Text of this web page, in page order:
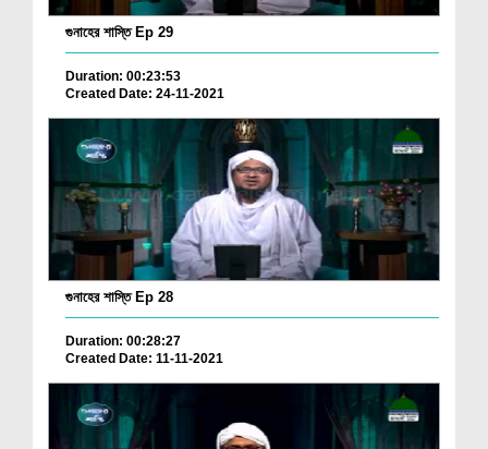
গুনাহের শাস্তি Ep 29
Duration: 00:23:53
Created Date: 24-11-2021
গুনাহের শাস্তি Ep 28
Duration: 00:28:27
Created Date: 11-11-2021